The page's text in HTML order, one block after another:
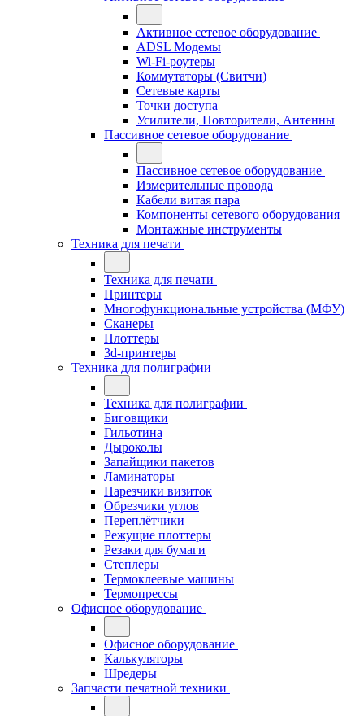
Активное сетевое оборудование
ADSL Модемы
Wi-Fi-роутеры
Коммутаторы (Свитчи)
Сетевые карты
Точки доступа
Усилители, Повторители, Антенны
Пассивное сетевое оборудование
Пассивное сетевое оборудование
Измерительные провода
Кабели витая пара
Компоненты сетевого оборудования
Монтажные инструменты
Техника для печати
Техника для печати
Принтеры
Многофункциональные устройства (МФУ)
Сканеры
Плоттеры
3d-принтеры
Техника для полиграфии
Техника для полиграфии
Биговщики
Гильотина
Дыроколы
Запайщики пакетов
Ламинаторы
Нарезчики визиток
Обрезчики углов
Переплётчики
Режущие плоттеры
Резаки для бумаги
Степлеры
Термоклеевые машины
Термопрессы
Офисное оборудование
Офисное оборудование
Калькуляторы
Шредеры
Запчасти печатной техники